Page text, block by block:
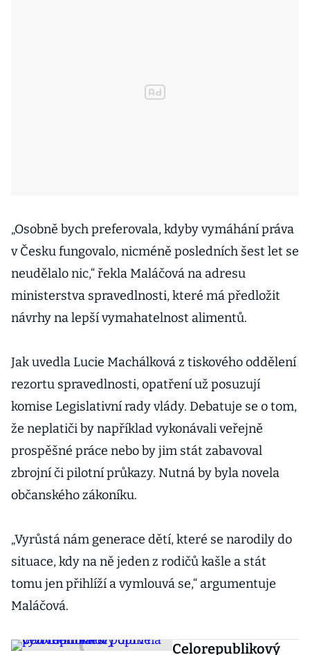
„Osobně bych preferovala, kdyby vymáhání práva
v Česku fungovalo, nicméně posledních šest let se
neudělalo nic,“ řekla Maláčová na adresu
ministerstva spravedlnosti, které má předložit
návrhy na lepší vymahatelnost alimentů.
Jak uvedla Lucie Machálková z tiskového oddělení
rezortu spravedlnosti, opatření už posuzují
komise Legislativní rady vlády. Debatuje se o tom,
že neplatiči by například vykonávali veřejně
prospěšné práce nebo by jim stát zabavoval
zbrojní či pilotní průkazy. Nutná by byla novela
občanského zákoníku.
„Vyrůstá nám generace dětí, které se narodily do
situace, kdy na ně jeden z rodičů kašle a stát
tomu jen přihlíží a vymlouvá se,“ argumentuje
Maláčová.
Celorepublikový